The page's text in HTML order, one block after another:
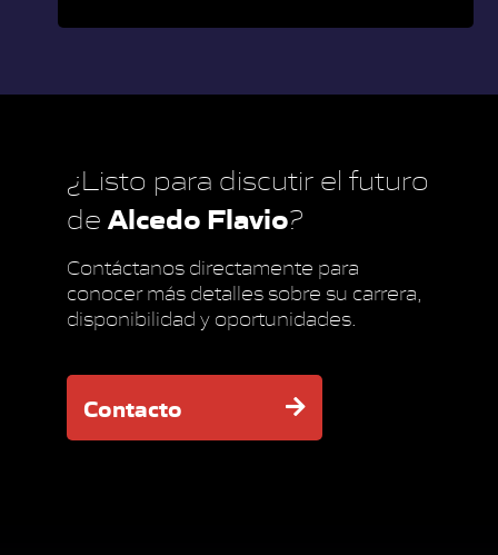
¿Listo para discutir el futuro
de Alcedo Flavio?
Contáctanos directamente para
conocer más detalles sobre su carrera,
disponibilidad y oportunidades.
Contacto